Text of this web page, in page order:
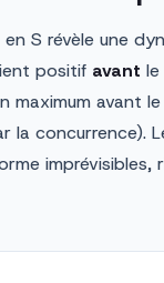
S révèle une
positif avant
maximum avant
la concurrence).